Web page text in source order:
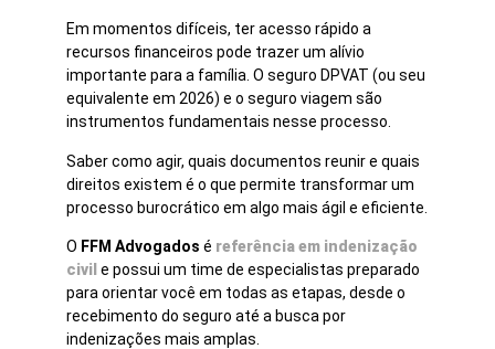
Em momentos difíceis, ter acesso rápido a
recursos financeiros pode trazer um alívio
importante para a família. O seguro DPVAT (ou seu
equivalente em 2026) e o seguro viagem são
instrumentos fundamentais nesse processo.
Saber como agir, quais documentos reunir e quais
direitos existem é o que permite transformar um
processo burocrático em algo mais ágil e eficiente.
O FFM Advogados é referência em indenização
civil e possui um time de especialistas preparado
para orientar você em todas as etapas, desde o
recebimento do seguro até a busca por
indenizações mais amplas.